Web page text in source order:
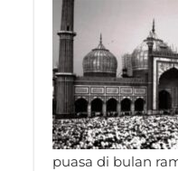
puasa di bulan